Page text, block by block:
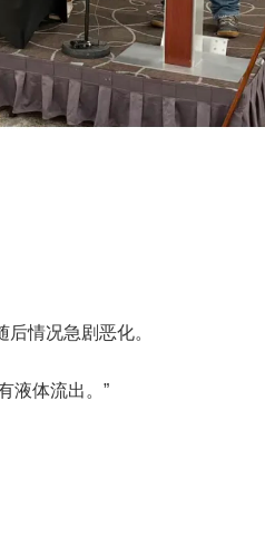
情况急剧恶化。
液体流出。”